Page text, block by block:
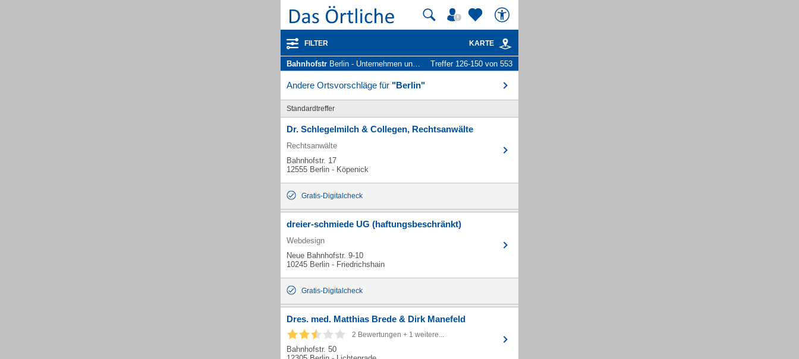
FILTER KARTE
Bahnhofstr Berlin - Unternehmen und Personen Treffer 126-150 von 553
Andere Ortsvorschläge für "Berlin"
Standardtreffer
Dr. Schlegelmilch & Collegen, Rechtsanwälte
Rechtsanwälte
Bahnhofstr. 17
12555 Berlin - Köpenick
Gratis-Digitalcheck
dreier-schmiede UG (haftungsbeschränkt)
Webdesign
Neue Bahnhofstr. 9-10
10245 Berlin - Friedrichshain
Gratis-Digitalcheck
Dres. med. Matthias Brede & Dirk Manefeld
2 Bewertungen + 1 weitere...
Bahnhofstr. 50